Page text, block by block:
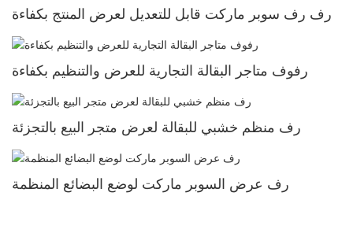
رف رف سوبر ماركت قابل للتعديل لعرض المنتج بكفاءة
رفوف متاجر البقالة التجارية للعرض والتنظيم بكفاءة
رف منظم خشبي للبقالة لعرض متجر البيع بالتجزئة
رف عرض السوبر ماركت لوضع البضائع المنظمة